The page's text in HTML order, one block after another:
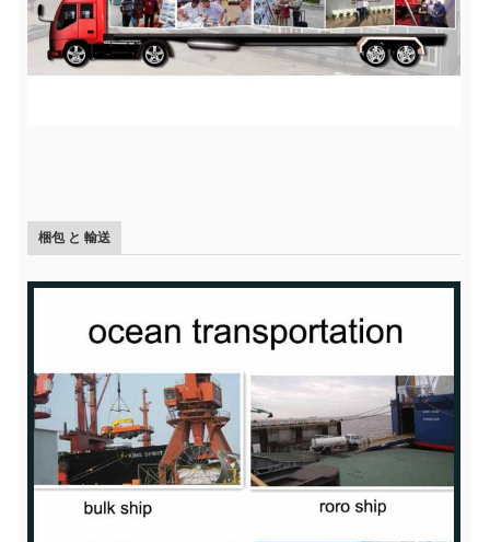
梱包 と 輸送